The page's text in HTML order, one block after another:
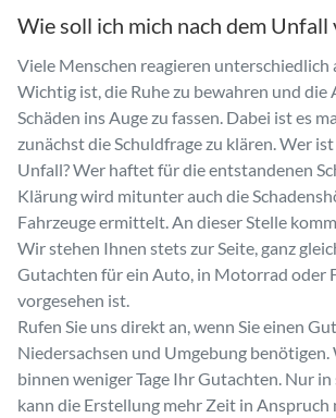
Wie soll ich mich nach dem Unfall
Viele Menschen reagieren unterschiedlich
Wichtig ist, die Ruhe zu bewahren und die
Schäden ins Auge zu fassen. Dabei ist es
zunächst die Schuldfrage zu klären. Wer
Unfall? Wer haftet für die entstandenen
Klärung wird mitunter auch die
Fahrzeuge ermittelt. An dieser Stelle
Wir stehen Ihnen stets zur Seite, ganz
Gutachten für ein Auto, in Motorrad oder
vorgesehen ist.
Rufen Sie uns direkt an, wenn Sie einen
Niedersachsen und Umgebung
binnen weniger Tage Ihr Gutachten. Nur
kann die Erstellung mehr Zeit in Anspruch